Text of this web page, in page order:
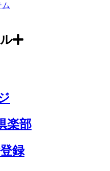
楽部
録